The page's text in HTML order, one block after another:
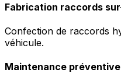
Fabrication raccords
Confection de raccords
véhicule.
Maintenance préventive